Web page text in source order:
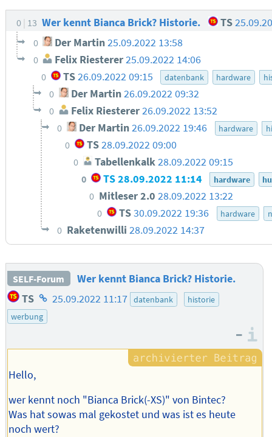
0 13 Wer kennt Bianca Brick? Historie. TS
0 Der Martin25.09.2022 13:58
0 Felix Riesterer25.09.2022 14:06
0 TS 26.09.2022 09:15 datenbank hardware
0 Der Martin26.09.2022 09:32
0 Felix Riesterer26.09.2022 13:52
0 Der Martin26.09.2022 19:46 hardware
0 TS28.09.2022 09:00
0 Tabellenkalk28.09.2022 09:15
0 TS 28.09.2022 11:14 hardware
0 Mitleser 2.0 28.09.2022 13:22
0 TS30.09.2022 19:36 hardware
0 Raketenwilli28.09.2022 14:37
SELF-Forum
Wer kennt Bianca Brick? Historie.
TS Homepage
des
25.09.2022 11:17 datenbank
historie
werbung
–
Hello,
wer kennt noch "Bianca Brick(-XS)" von Bintec?
Was hat sowas mal gekostet und was ist es heute
noch wert?